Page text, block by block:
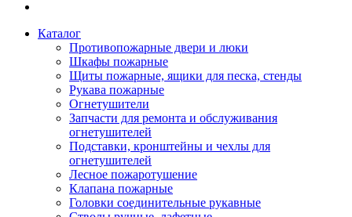
Каталог
Противопожарные двери и люки
Шкафы пожарные
Щиты пожарные, ящики для песка, стенды
Рукава пожарные
Огнетушители
Запчасти для ремонта и обслуживания
огнетушителей
Подставки, кронштейны и чехлы для
огнетушителей
Лесное пожаротушение
Клапана пожарные
Головки соединительные рукавные